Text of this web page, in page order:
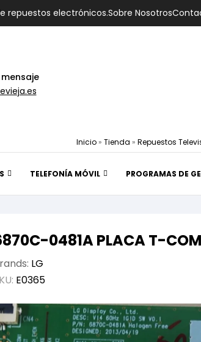
repuestos electrónicos.Sobre Nosotros
Inicio » Tienda » Repuestos
TELEFONÍA MÓVIL PROGRAMAS DE
0481A PLACA T-
LG
E0365